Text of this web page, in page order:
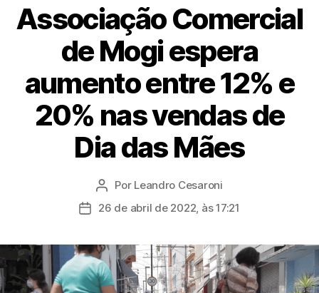
Associação Comercial
de Mogi espera
aumento entre 12% e
20% nas vendas de
Dia das Mães
Autor
do
Por Leandro Cesaroni
Data26 de abril de 2022, às 17:21